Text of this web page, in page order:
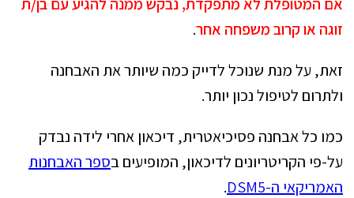
זוגה או קרוב משפחה אחר.
זאת, על מנת שנוכל לדייק כמה שיותר את האבחנה
ולתרום לטיפול נכון יותר.
כמו כל אבחנה פסיכיאטרית, דיכאון אחרי לידה נבדק
על-פי הקריטריונים לדיכאון, המופיעים בספר האבחנות
האמריקאי ה-DSM5
.